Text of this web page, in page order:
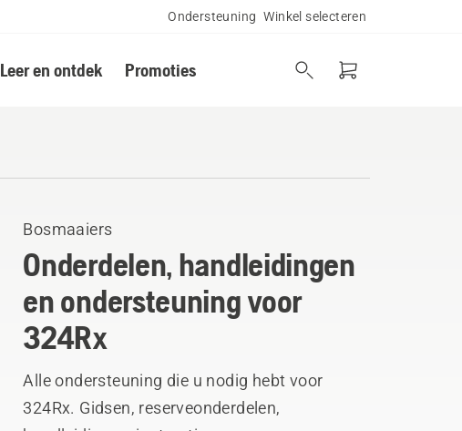
Ondersteuning Winkel selecteren
Leer en ontdek Promoties
Bosmaaiers
Onderdelen, handleidingen
en ondersteuning voor
324Rx
Alle ondersteuning die u nodig hebt voor
324Rx. Gidsen, reserveonderdelen,